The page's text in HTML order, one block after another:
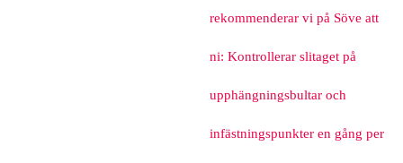
rekommenderar vi på Söve att
ni: Kontrollerar slitaget på
upphängningsbultar och
infästningspunkter en gång per